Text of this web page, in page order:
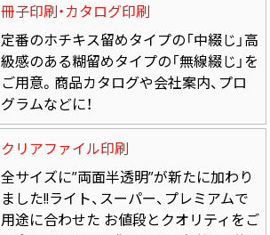
冊子印刷・カタログ印刷
定番のホチキス留めタイプの「中綴じ」高
級感のある糊留めタイプの「無線綴じ」を
ご用意。商品カタログや会社案内、プロ
グラムなどに！
クリアファイル印刷
全サイズに”両面半透明”が新たに加わり
ました!!ライト、スーパー、プレミアムで
用途に合わせた お値段とクオリティをご